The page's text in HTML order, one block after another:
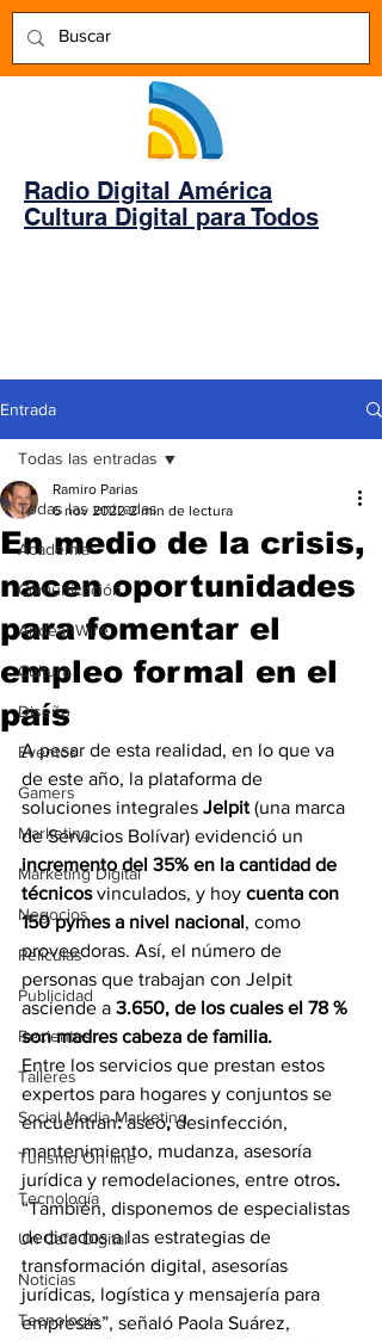
Radio Digital América
Cultura Digital para Todos
Entrada
Todas las entradas
Academia
Comunicación
AndeanWire
Cultura
Diseño
Eventos
Gamers
Marketing
Marketing Digital
Negocios
Películas
Publicidad
Recientes
Talleres
Social Media Marketing
Turismo On line
Tecnología
Un Café Digital
Noticias
Tecnología
Todas las entradas
En medio de la crisis,
nacen oportunidades
para fomentar el
empleo formal en el
país
Ramiro Parias
6 nov 2022 2 min de lectura
A pesar de esta realidad, en lo que va
de este año, la plataforma de
soluciones integrales Jelpit (una marca
de Servicios Bolívar) evidenció un
incremento del 35% en la cantidad de
técnicos vinculados, y hoy cuenta con
150 pymes a nivel nacional, como
proveedoras. Así, el número de
personas que trabajan con Jelpit
asciende a 3.650, de los cuales el 78 %
son madres cabeza de familia.
Entre los servicios que prestan estos
expertos para hogares y conjuntos se
encuentran: aseo, desinfección,
mantenimiento, mudanza, asesoría
jurídica y remodelaciones, entre otros.
“También, disponemos de especialistas
dedicados a las estrategias de
transformación digital, asesorías
jurídicas, logística y mensajería para
empresas”, señaló Paola Suárez,